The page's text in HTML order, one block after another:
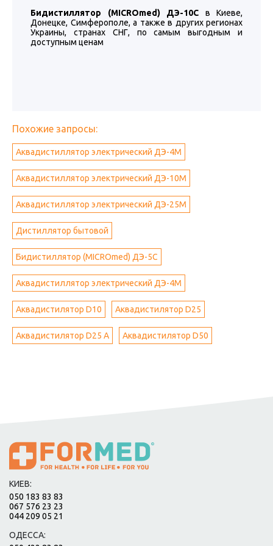
Бидистиллятор (MICROmed) ДЭ-10С в Киеве,
Донецке, Симферополе, а также в других регионах
Украины, странах СНГ, по самым выгодным и
доступным ценам
Похожие запросы:
Аквадистиллятор электрический ДЭ-4М
Аквадистиллятор электрический ДЭ-10М
Аквадистиллятор электрический ДЭ-25М
Дистиллятор бытовой
Бидистиллятор (MICROmed) ДЭ-5С
Аквадистиллятор электрический ДЭ-4М
Аквадистилятор D10 Аквадистилятор D25
Аквадистилятор D25 А Аквадистилятор D50
КИЕВ:
050 183 83 83
067 576 23 23
044 209 05 21
ОДЕССА: